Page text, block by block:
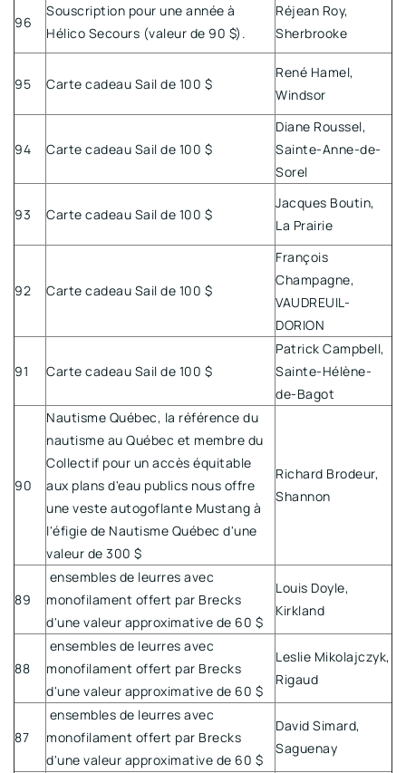
96
Souscription pour une année à
Hélico Secours (valeur de 90 $).
Réjean Roy,
Sherbrooke
95 Carte cadeau Sail de 100 $
René Hamel,
Windsor
94 Carte cadeau Sail de 100 $
Diane Roussel,
Sainte-Anne-de-
Sorel
93 Carte cadeau Sail de 100 $
Jacques Boutin,
La Prairie
92 Carte cadeau Sail de 100 $
François
Champagne,
VAUDREUIL-
DORION
91 Carte cadeau Sail de 100 $
Patrick Campbell,
Sainte-Hélène-
de-Bagot
90
Nautisme Québec, la référence du
nautisme au Québec et membre du
Collectif pour un accès équitable
aux plans d'eau publics nous offre
une veste autogoflante Mustang à
l'éfigie de Nautisme Québec d'une
valeur de 300 $
Richard Brodeur,
Shannon
89
ensembles de leurres avec
monofilament offert par Brecks
d'une valeur approximative de 60 $
Louis Doyle,
Kirkland
88
ensembles de leurres avec
monofilament offert par Brecks
d'une valeur approximative de 60 $
Leslie Mikolajczyk,
Rigaud
87
ensembles de leurres avec
monofilament offert par Brecks
d'une valeur approximative de 60 $
David Simard,
Saguenay